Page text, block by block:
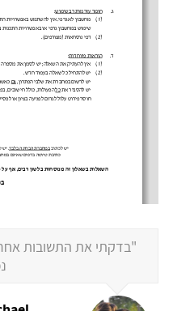
"בדקתי את התשובות